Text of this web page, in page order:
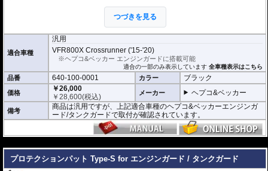
商品は汎用ですが、下記適合車種のヘプコ&ベッカーエンジンガード/タンクガ
ードで取付が確認されています。
つづきを見る
適合車種
汎用
VFR800X Crossrunner ('15-'20)
※ヘプコ&ベッカー エンジンガードに搭載可能
適合の一部のみ表示しています全車種表示はこちら
品番 640-100-0001 カラー ブラック
価格
￥26,000
￥28,600(税込) メーカー ヘプコ&ベッカー
備考
商品は汎用ですが、上記適合車種のヘプコ&ベッカーエンジンガ
ード/タンクガードで取付が確認されています。
プロテクションパット Type-S for エンジンガード / タンクガード